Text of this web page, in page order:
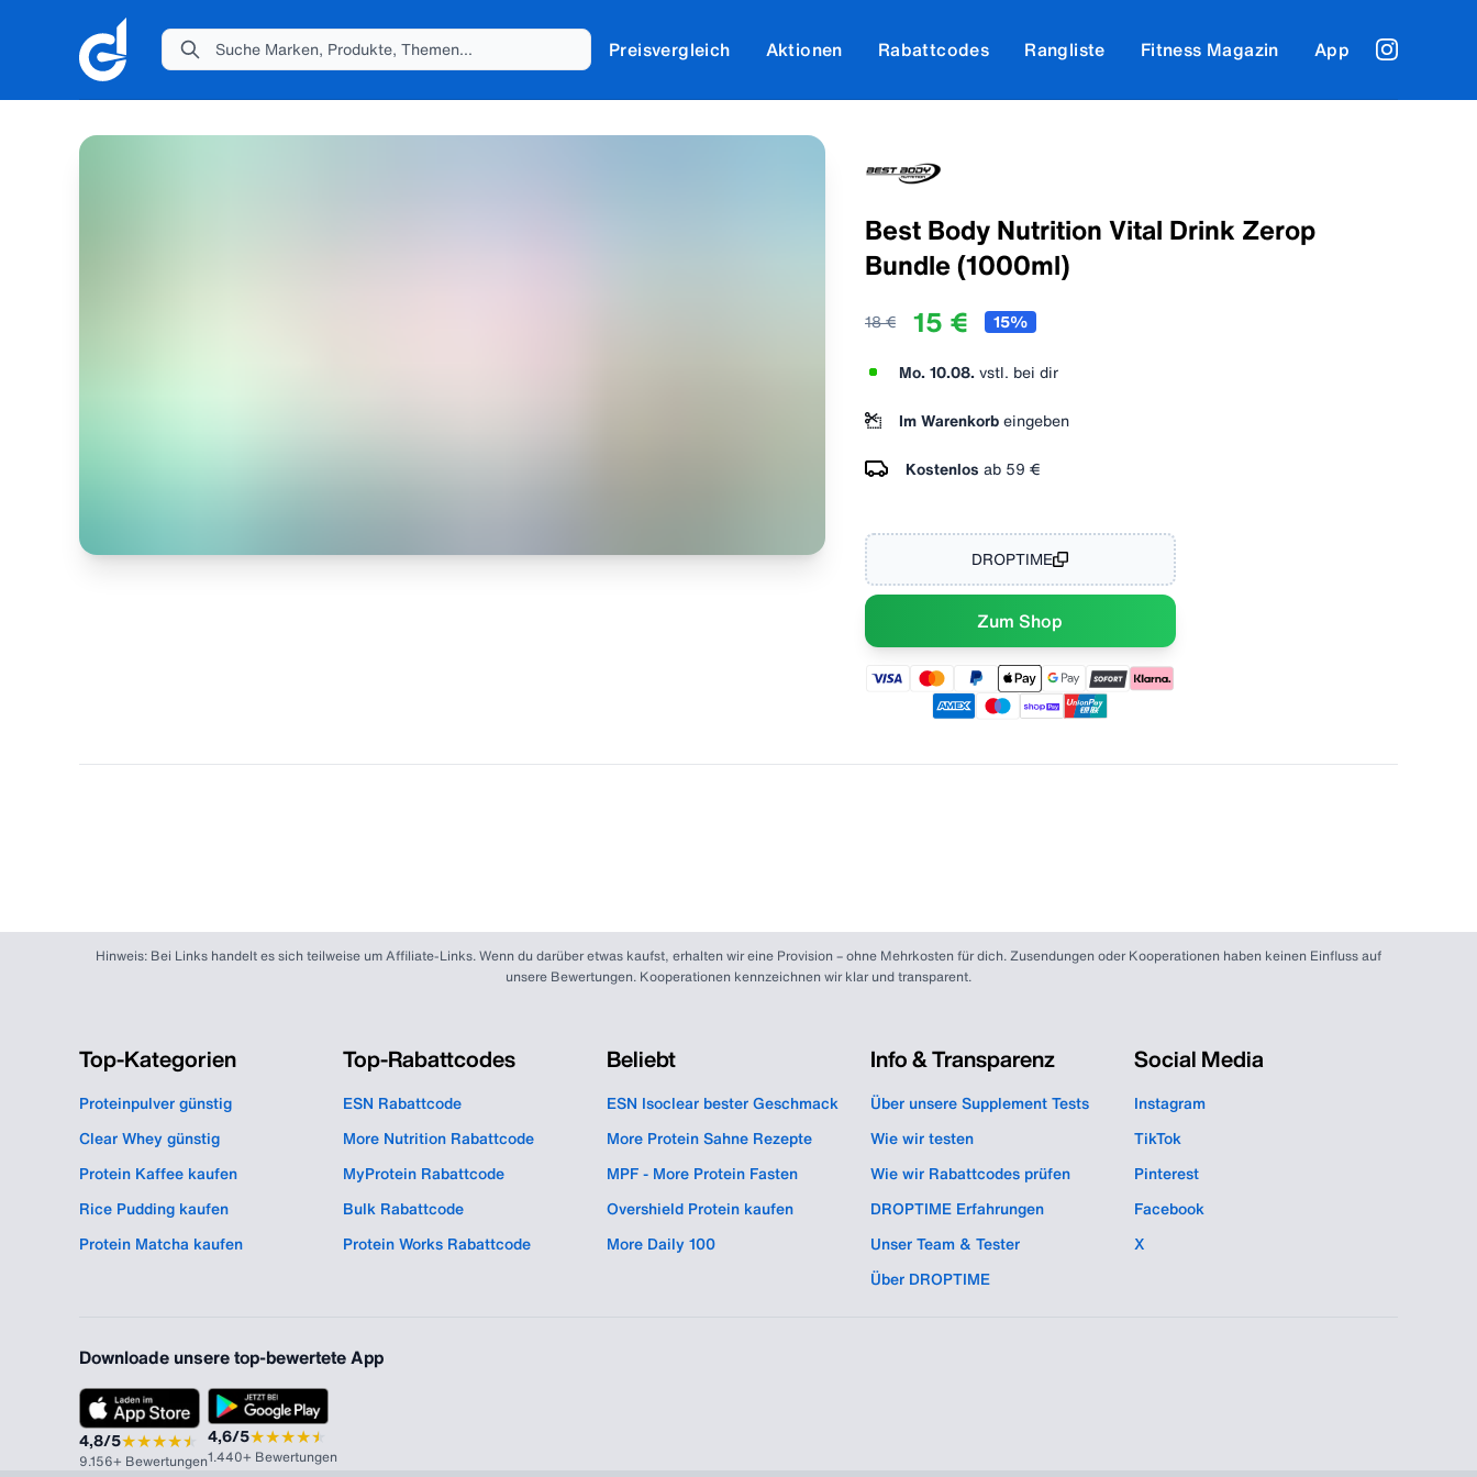
Suche Marken, Produkte, Themen... Preisvergleich Aktionen Rabattcodes Rangliste Fitness Magazin App
Best Body Nutrition Vital Drink Zerop
Bundle (1000ml)
18 € 15 € 15%
Mo. 10.08. vstl. bei dir
Im Warenkorb eingeben
Kostenlos ab 59 €
DROPTIME
Zum Shop
Hinweis: Bei Links handelt es sich teilweise um Affiliate-Links. Wenn du darüber etwas kaufst, erhalten wir eine Provision – ohne Mehrkosten für dich. Zusendungen oder Kooperationen haben keinen Einfluss auf
unsere Bewertungen. Kooperationen kennzeichnen wir klar und transparent.
Top-Kategorien
Proteinpulver günstig
Clear Whey günstig
Protein Kaffee kaufen
Rice Pudding kaufen
Protein Matcha kaufen
Top-Rabattcodes
ESN Rabattcode
More Nutrition Rabattcode
MyProtein Rabattcode
Bulk Rabattcode
Protein Works Rabattcode
Beliebt
ESN Isoclear bester Geschmack
More Protein Sahne Rezepte
MPF - More Protein Fasten
Overshield Protein kaufen
More Daily 100
Info & Transparenz
Über unsere Supplement Tests
Wie wir testen
Wie wir Rabattcodes prüfen
DROPTIME Erfahrungen
Unser Team & Tester
Über DROPTIME
Social Media
Instagram
TikTok
Pinterest
Facebook
X
Downloade unsere top-bewertete App
4,8/5★★★★★
★
9.156+ Bewertungen
4,6/5★★★★★
★
1.440+ Bewertungen